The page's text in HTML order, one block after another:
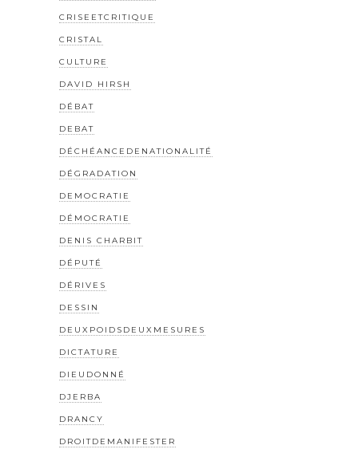
CRISEETCRITIQUE
CRISTAL
CULTURE
DAVID HIRSH
DÉBAT
DEBAT
DÉCHÉANCEDENATIONALITÉ
DÉGRADATION
DEMOCRATIE
DÉMOCRATIE
DENIS CHARBIT
DÉPUTÉ
DÉRIVES
DESSIN
DEUXPOIDSDEUXMESURES
DICTATURE
DIEUDONNÉ
DJERBA
DRANCY
DROITDEMANIFESTER